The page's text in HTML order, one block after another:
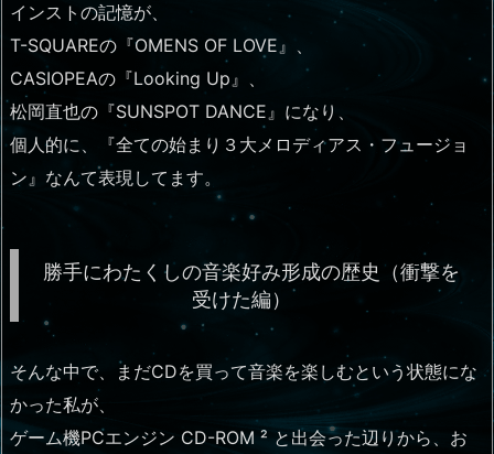
インストの記憶が、
T-SQUAREの『OMENS OF LOVE』、
CASIOPEAの『Looking Up』、
松岡直也の『SUNSPOT DANCE』になり、
個人的に、『全ての始まり３大メロディアス・フュージョ
ン』なんて表現してます。
勝手にわたくしの音楽好み形成の歴史（衝撃を
受けた編）
そんな中で、まだCDを買って音楽を楽しむという状態にな
かった私が、
ゲーム機PCエンジン CD-ROM ² と出会った辺りから、お